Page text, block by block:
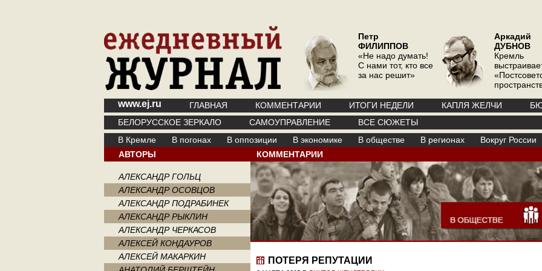
Петр
ФИЛИППОВ
«Не надо думать!
С нами тот, кто все
за нас решит»
Аркадий
ДУБНОВ
Кремль
www.ej.ru ГЛАВНАЯ КОММЕНТАРИИ ИТОГИ НЕДЕЛИ КАПЛЯ ЖЕЛЧИ
БЕЛОРУССКОЕ ЗЕРКАЛО
САМОУПРАВЛЕНИЕ
ВСЕ СЮЖЕТЫ
В Кремле
В погонах В оппозиции В экономике В обществе В регионах
Вокруг России
АВТОРЫ
АЛЕКСАНДР ГОЛЬЦ
АЛЕКСАНДР ОСОВЦОВ
АЛЕКСАНДР ПОДРАБИНЕК
АЛЕКСАНДР РЫКЛИН
АЛЕКСАНДР ЧЕРКАСОВ
АЛЕКСЕЙ КОНДАУРОВ
АЛЕКСЕЙ МАКАРКИН
КОММЕНТАРИИ
ПОТЕРЯ РЕПУТАЦИИ